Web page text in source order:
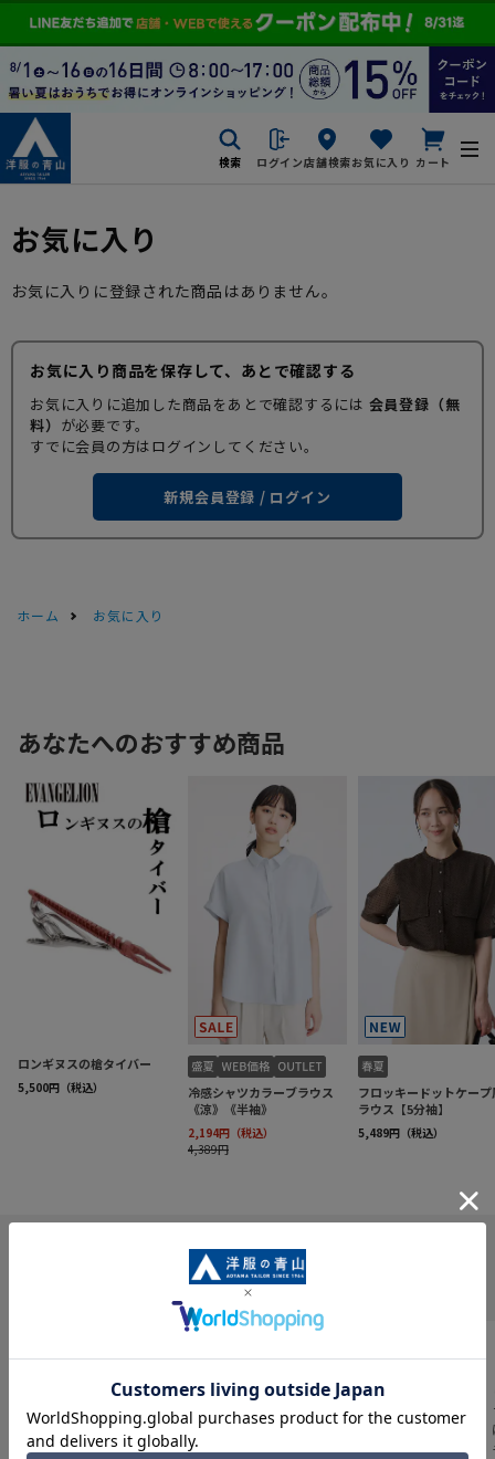
検索 ログイン店舗検索お気に入り カート
お気に入り
お気に入りに登録された商品はありません。
お気に入り商品を保存して、あとで確認する
お気に入りに追加した商品をあとで確認するには 会員登録（無
料） が必要です。
すでに会員の方はログインしてください。
新規会員登録 / ログイン
ホーム お気に入り
INFORMATION